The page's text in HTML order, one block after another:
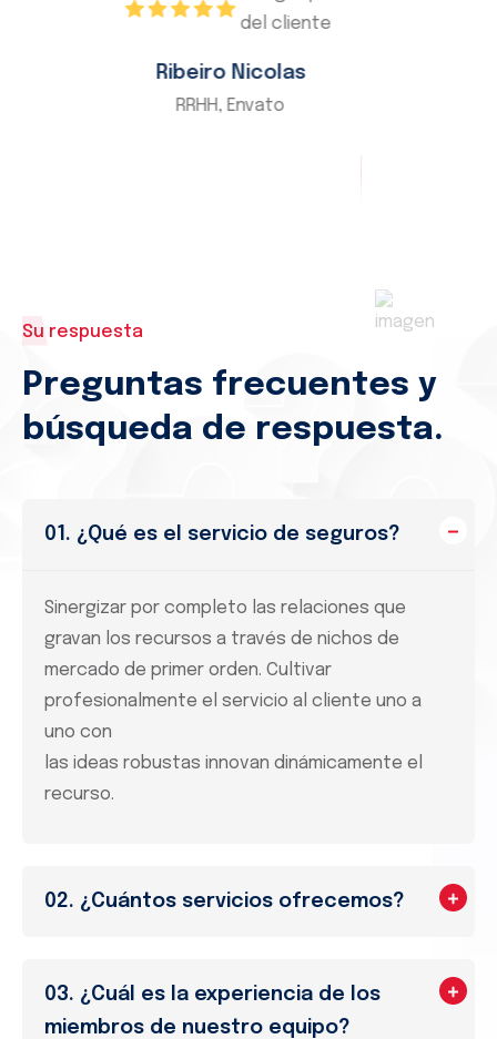
CEO, Bribbble LLC
Su respuesta
Preguntas frecuentes y
búsqueda de respuesta.
01. ¿Qué es el servicio de seguros?
Sinergizar por completo las relaciones que
gravan los recursos a través de nichos de
mercado de primer orden. Cultivar
profesionalmente el servicio al cliente uno a
uno con
las ideas robustas innovan dinámicamente el
recurso.
02. ¿Cuántos servicios ofrecemos?
03. ¿Cuál es la experiencia de los
miembros de nuestro equipo?